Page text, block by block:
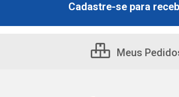
Cadastre-se para
Meus